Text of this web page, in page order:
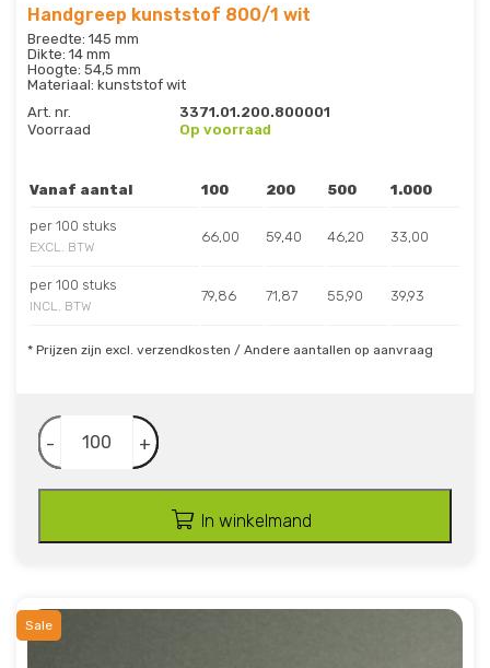
Handgreep kunststof 800/1 wit
Breedte: 145 mm
Dikte: 14 mm
Hoogte: 54,5 mm
Materiaal: kunststof wit
Art. nr.
3371.01.200.800001
Voorraad
Op voorraad
Vanaf aantal 100 200 500 1.000
per 100 stuks
EXCL. BTW
66,00 59,40 46,20 33,00
per 100 stuks
INCL. BTW
79,86 71,87 55,90 39,93
* Prijzen zijn excl. verzendkosten / Andere aantallen op aanvraag
- +
In winkelmand
Sale